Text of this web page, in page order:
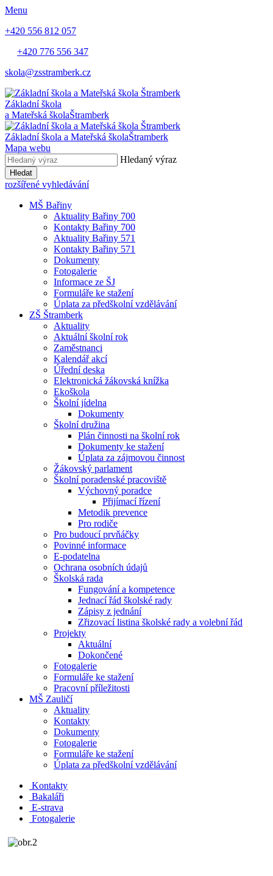
Menu
+420 556 812 057
+420 776 556 347
skola@zsstramberk.cz
Základní škola
a Mateřská školaŠtramberk
Základní škola a Mateřská školaŠtramberk
Mapa webu
Hledaný výraz
Hledat
rozšířené vyhledávání
MŠ Bařiny
Aktuality Bařiny 700
Kontakty Bařiny 700
Aktuality Bařiny 571
Kontakty Bařiny 571
Dokumenty
Fotogalerie
Informace ze ŠJ
Formuláře ke stažení
Úplata za předškolní vzdělávání
ZŠ Štramberk
Aktuality
Aktuální školní rok
Zaměstnanci
Kalendář akcí
Úřední deska
Elektronická žákovská knížka
Ekoškola
Školní jídelna
Dokumenty
Školní družina
Plán činnosti na školní rok
Dokumenty ke stažení
Úplata za zájmovou činnost
Žákovský parlament
Školní poradenské pracoviště
Výchovný poradce
Přijímací řízení
Metodik prevence
Pro rodiče
Pro budoucí prvňáčky
Povinné informace
E-podatelna
Ochrana osobních údajů
Školská rada
Fungování a kompetence
Jednací řád školské rady
Zápisy z jednání
Zřizovací listina školské rady a volební řád
Projekty
Aktuální
Dokončené
Fotogalerie
Formuláře ke stažení
Pracovní příležitosti
MŠ Zauličí
Aktuality
Kontakty
Dokumenty
Fotogalerie
Formuláře ke stažení
Úplata za předškolní vzdělávání
Kontakty
Bakaláři
E-strava
Fotogalerie